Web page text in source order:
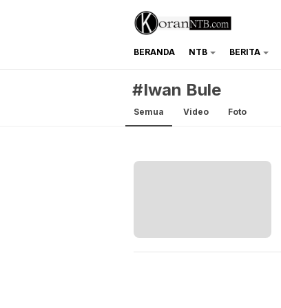
koranntb.com
BERANDA NTB BERITA
#Iwan Bule
Semua Video Foto